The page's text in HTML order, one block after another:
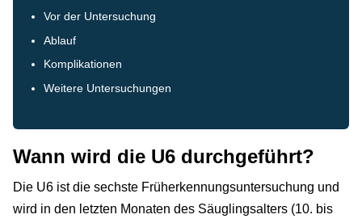
Vor der Untersuchung
Ablauf
Komplikationen
Weitere Untersuchungen
Wann wird die U6 durchgeführt?
Die U6 ist die sechste Früherkennungsuntersuchung und
wird in den letzten Monaten des Säuglingsalters (10. bis